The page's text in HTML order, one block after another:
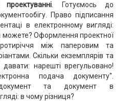
. Готуємось до
Право підписання
в електронному вигляді:
можете? Оформлення проектної
між паперовим та
Скільки екземплярів та
нарешті врегульовано!
подача документу".
документ та документ в
в чому різниця?